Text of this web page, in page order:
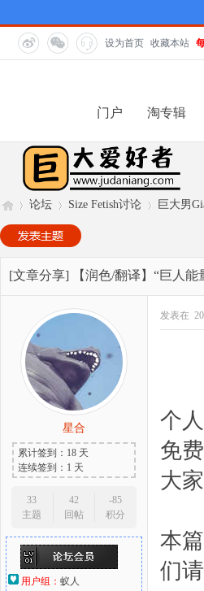
设为首页 收藏本站
门户 淘专辑
巨»
论坛
›
Size Fetish讨论
›
巨大男
[文章分享] 【润色/翻译】“巨人
星合
累计签到：18 天
连续签到：1 天
33
主题
42
回帖
-85
积分
用户组： 蚁人
发表在
个
免
大
本
们